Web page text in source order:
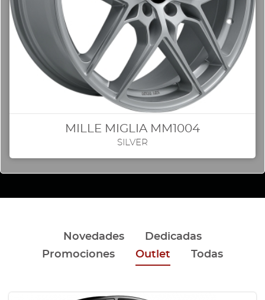
MILLE MIGLIA MM1004
SILVER
Novedades
Dedicadas
Promociones
Outlet Todas